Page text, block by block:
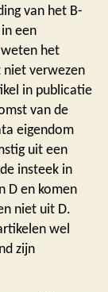
van het B-
een
het
verwezen
in publicatie
van de
eigendom
uit een
insteek in
D en komen
niet uit D.
wel
zijn